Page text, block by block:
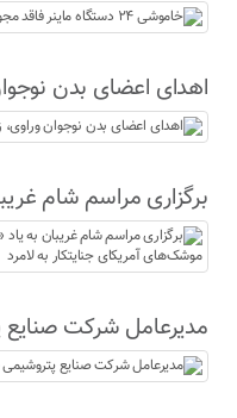
اهدای اعضای بدن
نیازمند شد
برگزاری مراسم شام
نژاد» در محل اصابت
جنایتکار به لامرد
مدیرعامل شرکت
شد